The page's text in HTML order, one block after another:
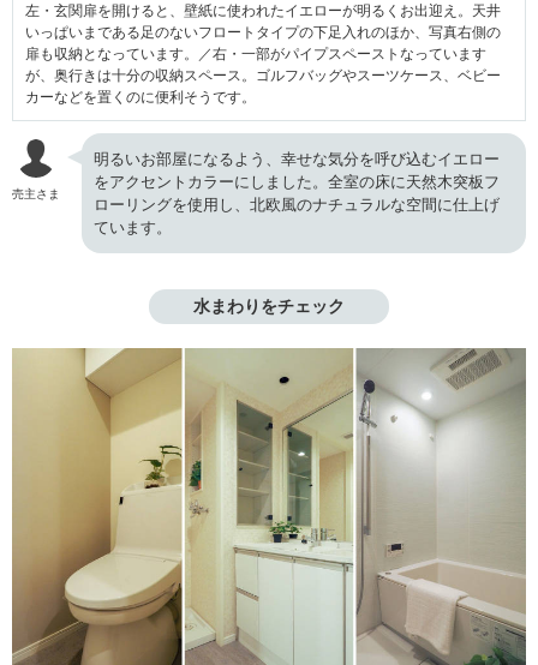
左・玄関扉を開けると、壁紙に使われたイエローが明るくお出迎え。天井
いっぱいまである足のないフロートタイプの下足入れのほか、写真右側の
扉も収納となっています。／右・一部がパイプスペーストなっています
が、奥行きは十分の収納スペース。ゴルフバッグやスーツケース、ベビー
カーなどを置くのに便利そうです。
売主さま
明るいお部屋になるよう、幸せな気分を呼び込むイエロー
をアクセントカラーにしました。全室の床に天然木突板フ
ローリングを使用し、北欧風のナチュラルな空間に仕上げ
ています。
水まわりをチェック